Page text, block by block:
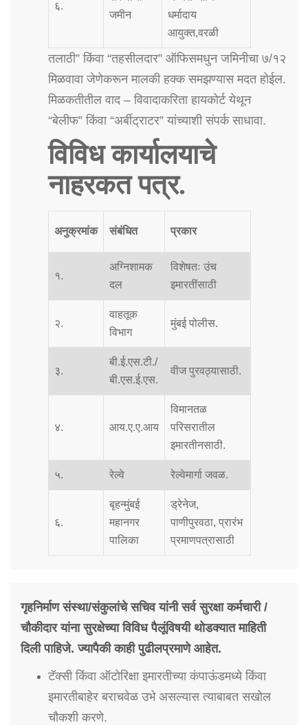
६.
जमीन
धर्मादाय
आयुक्त,वरळी
तलाठी” किंवा “तहसीलदार” ऑफिसमधुन जमिनीचा ७/१२
मिळवावा जेणेकरून मालकी हक्क समझण्यास मदत होईल.
मिळकतीतील वाद – विवादाकरिता हायकोर्ट येथून
“बेलीफ” किंवा “अर्बीट्राटर” यांच्याशी संपर्क साधावा.
विविध कार्यालयाचे
नाहरकत पत्र.
अनुक्रमांक संबंधित प्रकार
१.
अग्निशामक
दल
विशेषतः उंच
इमारतींसाठी
२.
वाहतूक
विभाग
मुंबई पोलीस.
३.
बी.ई.एस.टी./
बी.एस.ई.एस.
वीज पुरवठ्यासाठी.
४. आय.ए.ए.आय
विमानतळ
परिसरातील
इमारतीनसाठी.
५. रेल्वे रेल्वेमार्गा जवळ.
६.
बृहन्मुंबई
महानगर
पालिका
ड्रेनेज,
पाणीपुरवठा, प्रारंभ
प्रमाणपत्रासाठी
गृहनिर्माण संस्था/संकुलांचे सचिव यांनी सर्व सुरक्षा कर्मचारी /
चौकीदार यांना सुरक्षेच्या विविध पैलूंविषयी थोडक्यात माहिती
दिली पाहिजे. ज्यापैकी काही पुढीलप्रमाणे आहेत.
टॅक्सी किंवा ऑटोरिक्षा इमारतीच्या कंपाऊंडमध्ये किंवा
इमारतीबाहेर बराचवेळ उभे असल्यास त्याबाबत सखोल
चौकशी करणे.